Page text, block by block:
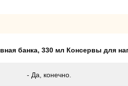
банка, 330 мл Консервы для
- Да, конечно.